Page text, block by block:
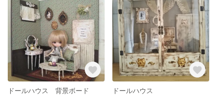
ドールハウス 背景ボード
ドールハウス